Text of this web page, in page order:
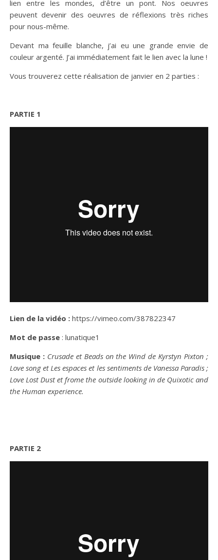
lien entre les mondes, d’être un pont. Nos oeuvres
peuvent devenir des oeuvres de réflexions très riches
pour nous-même.
Devant ma feuille blanche, j’ai eu une grande envie de
couleur argenté. J’ai immédiatement fait le lien avec la lune !
Vous trouverez cette réalisation de janvier en 2 parties :
PARTIE 1
Lien de la vidéo : https://vimeo.com/387822347
Mot de passe : lunatique1
Musique : Crusade et Beads on the Wind de Kyrstyn Pixton ;
Love song et Les espaces et les sentiments de Vanessa Paradis ;
Love Lost Dust et frome the outside looking in de Quixotic and
the Human experience.
PARTIE 2